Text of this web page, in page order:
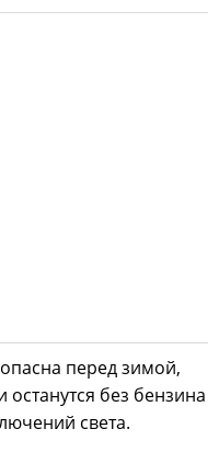
перед зимой,
без бензина
света.